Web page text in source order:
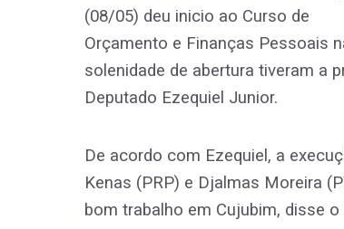
(08/05) deu inicio ao Curso de
Orçamento e Finanças Pessoais
solenidade de abertura tiveram a
Deputado Ezequiel Junior.
De acordo com Ezequiel, a
Kenas (PRP) e Djalmas Moreira
bom trabalho em Cujubim, disse o